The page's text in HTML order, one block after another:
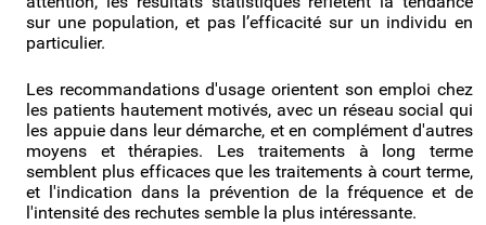
sur une population, et pas l’efficacité sur un individu en
particulier.
Les recommandations d'usage orientent son emploi chez
les patients hautement motivés, avec un réseau social qui
les appuie dans leur démarche, et en complément d'autres
moyens et thérapies. Les traitements à long terme
semblent plus efficaces que les traitements à court terme,
et l'indication dans la prévention de la fréquence et de
l'intensité des rechutes semble la plus intéressante.